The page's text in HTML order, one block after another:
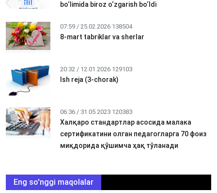
bo‘limida biroz o‘zgarish bo‘ldi
07:59 / 25.02.2026 138504
8-mart tabriklar va sherlar
20:32 / 12.01.2026 129103
Ish reja (3-chorak)
06:36 / 31.05.2023 120383
Халқаро стандартлар асосида малака
сертификатини олган педагогларга 70 фоиз
миқдорида қўшимча ҳақ тўланади
Eng so'nggi maqolalar